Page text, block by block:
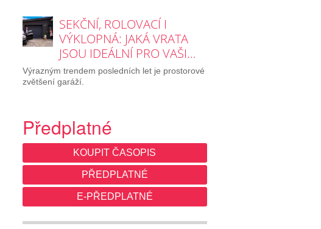
SEKČNÍ, ROLOVACÍ I
VÝKLOPNÁ: JAKÁ VRATA
JSOU IDEÁLNÍ PRO VAŠI…
Výrazným trendem posledních let je prostorové
zvětšení garáží.
Předplatné
KOUPIT ČASOPIS
PŘEDPLATNÉ
E-PŘEDPLATNÉ